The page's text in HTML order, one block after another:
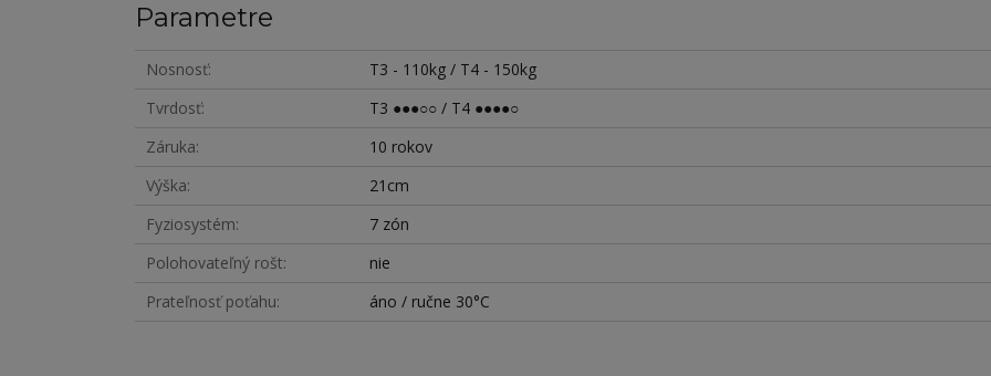
Parametre
Nosnosť
T3 - 110kg / T4 - 150kg
Tvrdosť
T3 ●●●○○ / T4 ●●●●○
Záruka
10 rokov
Výška
21cm
Fyziosystém
7 zón
Polohovateľný rošt
nie
Prateľnosť poťahu
áno / ručne 30°C